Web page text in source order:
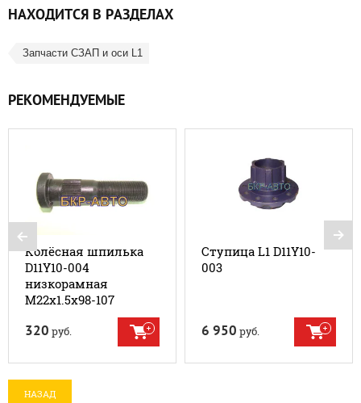
НАХОДИТСЯ В РАЗДЕЛАХ
Запчасти СЗАП и оси L1
РЕКОМЕНДУЕМЫЕ
Колёсная шпилька
D11Y10-004
низкорамная
М22х1.5х98-107
320 руб.
Ступица L1 D11Y10-
003
6 950 руб.
НАЗАД